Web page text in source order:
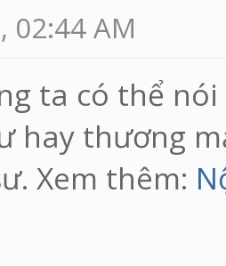
02:44 AM
ta có thể
hay thương
Xem thêm: